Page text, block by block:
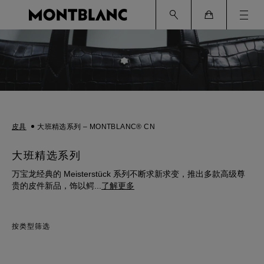
皮具 大班精选系列 – MONTBLANC® CN
大班精选系列
万宝龙经典的 Meisterstück 系列不断求新求变，推出多款高级尊
贵的皮件新品，饰以鳄
了解更多
按类型筛选